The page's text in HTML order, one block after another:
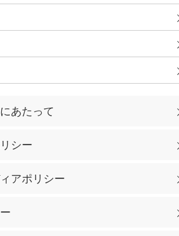
あたって
シー
アポリシー